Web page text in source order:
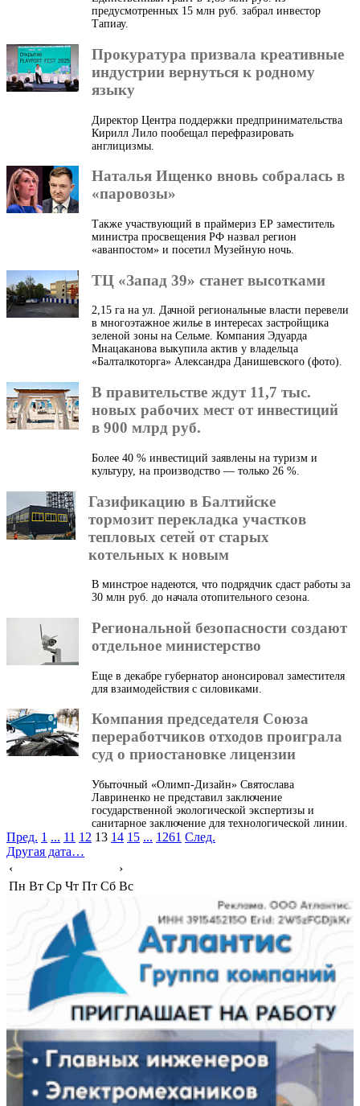
предусмотренных 15 млн руб. забрал инвестор
Тапиау.
Прокуратура призвала креативные
индустрии вернуться к родному
языку
Директор Центра поддержки предпринимательства
Кирилл Лило пообещал перефразировать
англицизмы.
Наталья Ищенко вновь собралась в
«паровозы»
Также участвующий в праймериз ЕР заместитель
министра просвещения РФ назвал регион
«аванпостом» и посетил Музейную ночь.
ТЦ «Запад 39» станет высотками
2,15 га на ул. Дачной региональные власти перевели
в многоэтажное жилье в интересах застройщика
зеленой зоны на Сельме. Компания Эдуарда
Мнацаканова выкупила актив у владельца
«Балталкоторга» Александра Данишевского (фото).
В правительстве ждут 11,7 тыс.
новых рабочих мест от инвестиций
в 900 млрд руб.
Более 40 % инвестиций заявлены на туризм и
культуру, на производство — только 26 %.
Газификацию в Балтийске
тормозит перекладка участков
тепловых сетей от старых
котельных к новым
В минстрое надеются, что подрядчик сдаст работы за
30 млн руб. до начала отопительного сезона.
Региональной безопасности создают
отдельное министерство
Еще в декабре губернатор анонсировал заместителя
для взаимодействия с силовиками.
Компания председателя Союза
переработчиков отходов проиграла
суд о приостановке лицензии
Убыточный «Олимп-Дизайн» Святослава
Лавриненко не представил заключение
государственной экологической экспертизы и
санитарное заключение для технологической линии.
Пред. 1 ... 11 12 13 14 15 ... 1261 След.
Другая дата…
‹
›
Пн Вт Ср Чт Пт Сб Вс